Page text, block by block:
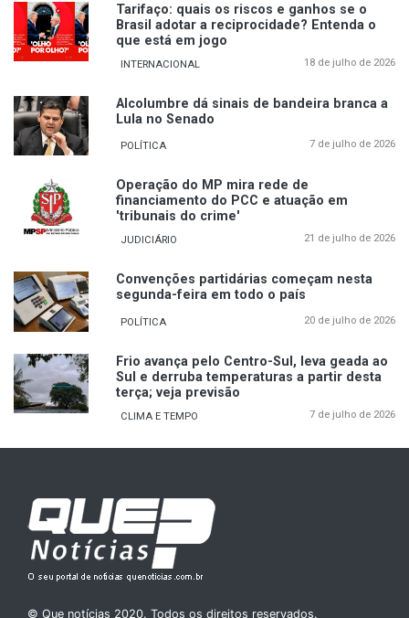
Tarifaço: quais os riscos e ganhos se o
Brasil adotar a reciprocidade? Entenda o
que está em jogo
INTERNACIONAL 18 de julho de 2026
Alcolumbre dá sinais de bandeira branca a
Lula no Senado
POLÍTICA 7 de julho de 2026
Operação do MP mira rede de
financiamento do PCC e atuação em
'tribunais do crime'
JUDICIÁRIO 21 de julho de 2026
Convenções partidárias começam nesta
segunda-feira em todo o país
POLÍTICA 20 de julho de 2026
Frio avança pelo Centro-Sul, leva geada ao
Sul e derruba temperaturas a partir desta
terça; veja previsão
CLIMA E TEMPO 7 de julho de 2026
© Que notícias 2020. Todos os direitos reservados.